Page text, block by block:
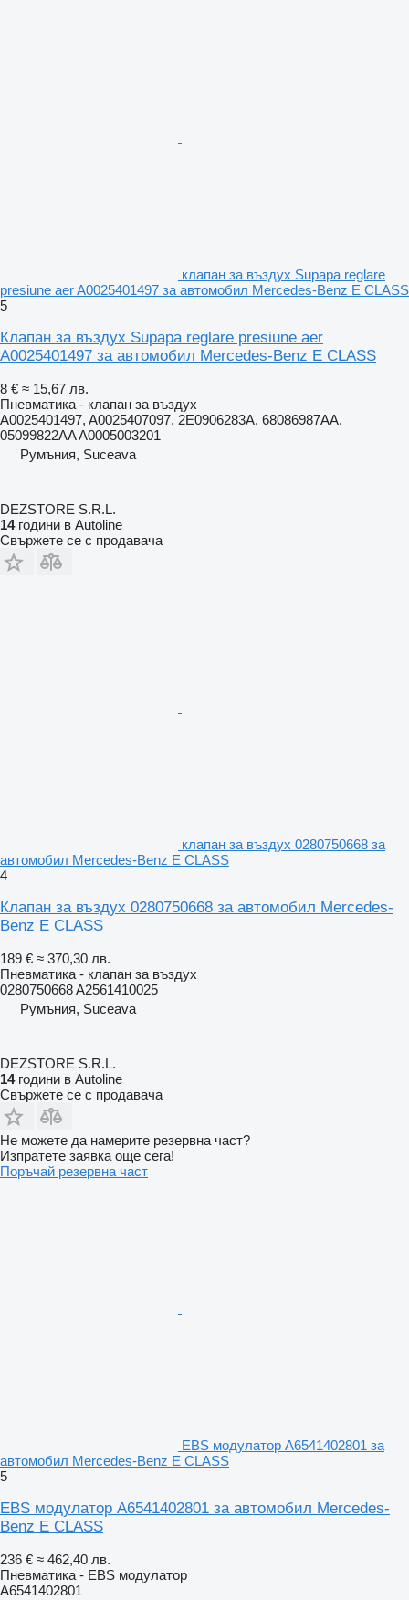
клапан за въздух Supapa reglare
presiune aer A0025401497 за автомобил Mercedes-Benz E CLASS
5
Клапан за въздух Supapa reglare presiune aer
A0025401497 за автомобил Mercedes-Benz E CLASS
8 € ≈ 15,67 лв.
Пневматика - клапан за въздух
A0025401497, A0025407097, 2E0906283A, 68086987AA,
05099822AA A0005003201
Румъния, Suceava
DEZSTORE S.R.L.
14години в Autoline
Свържете се с продавача
клапан за въздух 0280750668 за
автомобил Mercedes-Benz E CLASS
4
Клапан за въздух 0280750668 за автомобил Mercedes-
Benz E CLASS
189 € ≈ 370,30 лв.
Пневматика - клапан за въздух
0280750668 A2561410025
Румъния, Suceava
DEZSTORE S.R.L.
14години в Autoline
Свържете се с продавача
Не можете да намерите резервна част?
Изпратете заявка още сега!
Поръчай резервна част
EBS модулатор A6541402801 за
автомобил Mercedes-Benz E CLASS
5
EBS модулатор A6541402801 за автомобил Mercedes-
Benz E CLASS
236 € ≈ 462,40 лв.
Пневматика - EBS модулатор
A6541402801